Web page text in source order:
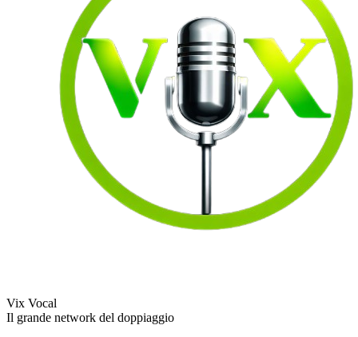
Vix Vocal
Il grande network del doppiaggio